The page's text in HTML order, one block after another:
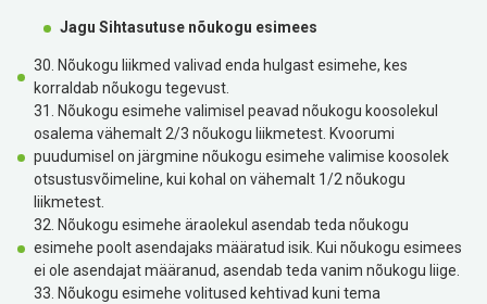
Jagu Sihtasutuse nõukogu esimees
30. Nõukogu liikmed valivad enda hulgast esimehe, kes
korraldab nõukogu tegevust.
31. Nõukogu esimehe valimisel peavad nõukogu koosolekul
osalema vähemalt 2/3 nõukogu liikmetest. Kvoorumi
puudumisel on järgmine nõukogu esimehe valimise koosolek
otsustusvõimeline, kui kohal on vähemalt 1/2 nõukogu
liikmetest.
32. Nõukogu esimehe äraolekul asendab teda nõukogu
esimehe poolt asendajaks määratud isik. Kui nõukogu esimees
ei ole asendajat määranud, asendab teda vanim nõukogu liige.
33. Nõukogu esimehe volitused kehtivad kuni tema